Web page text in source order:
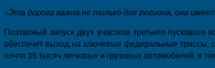
«Эта дорога важна не только для региона, она
Поэтапный запуск двух участков третьего
обеспечит выход на ключевые федеральные трассы,
почти 35 тысяч легковых и грузовых автомобилей, в